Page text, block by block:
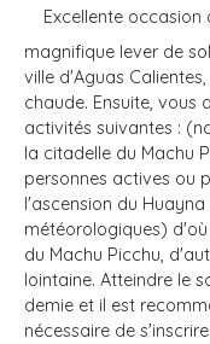
Excellente
magnifique lever de
ville d'Aguas
chaude. Ensuite, vous
activités suivantes :
la citadelle du Machu
personnes actives ou
l'ascension du
météorologiques)
du Machu Picchu,
lointaine. Atteindre le
demie et il est
nécessaire de